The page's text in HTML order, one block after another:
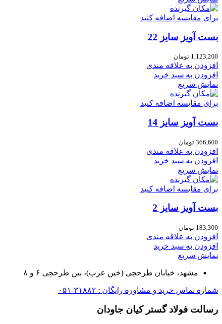
برای مقایسه اضافه کنید
بست آویز سایز 22
1,123,200 تومان
افزودن به علاقه مندی
افزودن به سبد خرید
نمایش سریع
برای مقایسه اضافه کنید
بست آویز سایز 14
366,600 تومان
افزودن به علاقه مندی
افزودن به سبد خرید
نمایش سریع
برای مقایسه اضافه کنید
بست آویز سایز 2
183,300 تومان
افزودن به علاقه مندی
افزودن به سبد خرید
نمایش سریع
مشهد، خیابان طرحچی (خین عرب)، بین طرحچی ۶ و ۸
شماره تماس خرید و مشاوره رایگان : ۳۱۸۸۲-۰۵۱
رسالت فولاد گستر کیان جاودان